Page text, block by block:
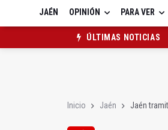
JAÉN OPINIÓN PARA VER
ÚLTIMAS NOTICIAS
Inicio Jaén Jaén